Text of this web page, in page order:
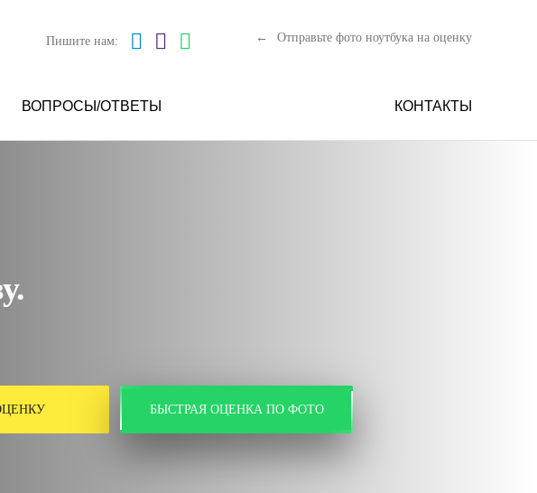
Пишите нам: Отправьте фото ноутбука на оценку
ВОПРОСЫ/ОТВЕТЫ КОНТАКТЫ
БЫСТРАЯ ОЦЕНКА ПО ФОТО